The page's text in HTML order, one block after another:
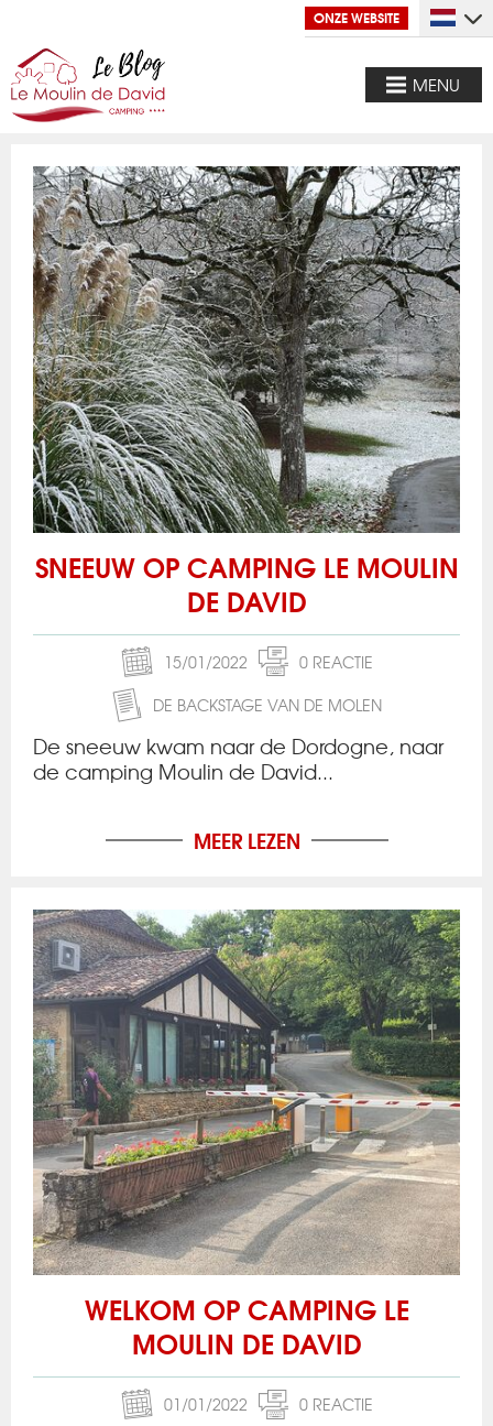
ONZE WEBSITE
MENU
SNEEUW OP CAMPING LE MOULIN
DE DAVID
15/01/2022
0 REACTIE
DE BACKSTAGE VAN DE MOLEN
De sneeuw kwam naar de Dordogne, naar
de camping Moulin de David...
MEER LEZEN
WELKOM OP CAMPING LE
MOULIN DE DAVID
01/01/2022 0 REACTIE